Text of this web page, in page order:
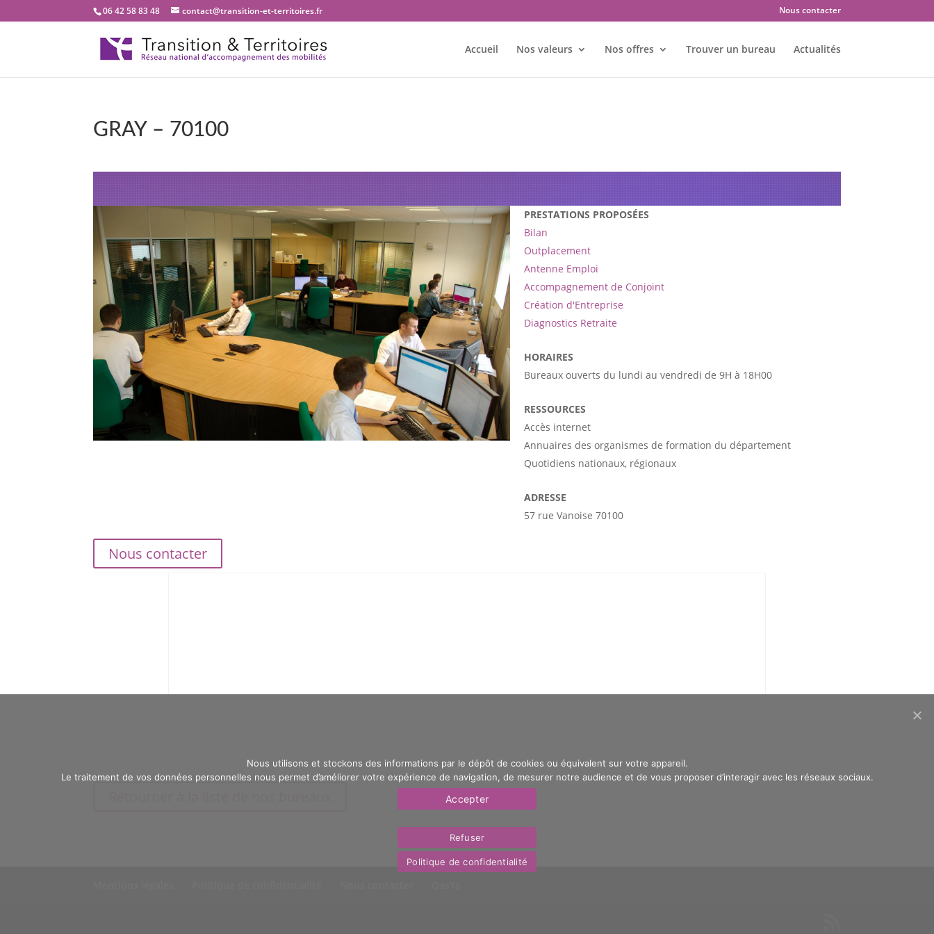
06 42 58 83 48 contact@transition-et-territoires.fr Nous contacter
Accueil Nos valeurs Nos offres Trouver un bureau Actualités
GRAY – 70100
Bienvenue dans notre bureau Transition et territoires : GRAY – 70100
PRESTATIONS PROPOSÉES
Bilan
Outplacement
Antenne Emploi
Accompagnement de Conjoint
Création d'Entreprise
Diagnostics Retraite
HORAIRES
Bureaux ouverts du lundi au vendredi de 9H à 18H00
RESSOURCES
Accès internet
Annuaires des organismes de formation du département
Quotidiens nationaux, régionaux
ADRESSE
57 rue Vanoise 70100
Nous contacter
Nous utilisons et stockons des informations par le dépôt de cookies ou équivalent sur votre appareil.
Le traitement de vos données personnelles nous permet d’améliorer votre expérience de navigation, de mesurer notre audience et de vous proposer d’interagir avec les réseaux sociaux.
Accepter
Refuser
Politique de confidentialité